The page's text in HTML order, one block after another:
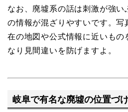
なお、廃墟系の話は刺激が強い
の情報が混ざりやすいです。写
在の地図や公式情報に近いもの
なり見間違いを防げますよ。
岐阜で有名な廃墟の位置づ